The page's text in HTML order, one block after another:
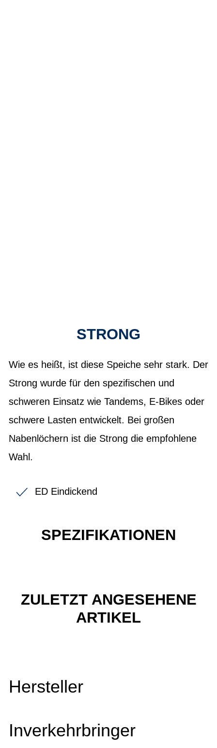
STRONG
Wie es heißt, ist diese Speiche sehr stark. Der
Strong wurde für den spezifischen und
schweren Einsatz wie Tandems, E-Bikes oder
schwere Lasten entwickelt. Bei großen
Nabenlöchern ist die Strong die empfohlene
Wahl.
ED Eindickend
SPEZIFIKATIONEN
ZULETZT ANGESEHENE
ARTIKEL
Hersteller
Inverkehrbringer